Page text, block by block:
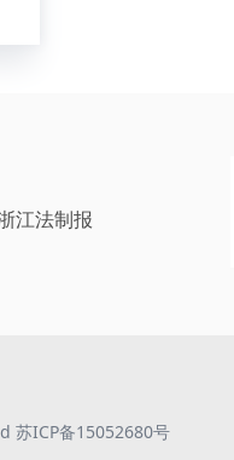
江法制报
苏ICP备15052680号